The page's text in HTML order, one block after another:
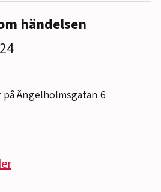
händelsen
Ängelholmsgatan 6